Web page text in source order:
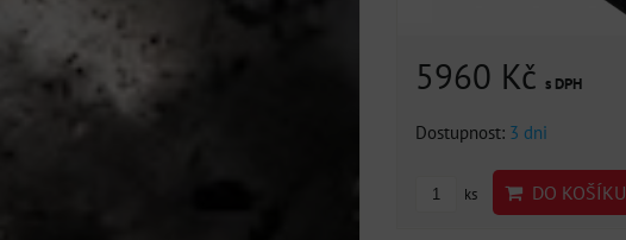
5960 Kč s DPH
Dostupnost: 3 dni
ks DO KOŠÍKU